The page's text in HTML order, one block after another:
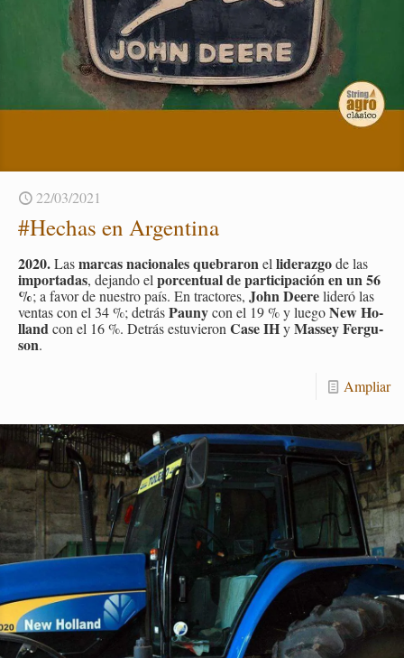
22/03/2021
#He­chas en Ar­gen­ti­na
2020.Lasmar­cas na­cio­na­les que­bra­ronel li­de­raz­gode las
im­por­ta­das, de­jan­do el por­cen­tual de par­ti­ci­pa­ción en un 56
%; a favor de nues­tro país. En trac­to­res, John Deereli­de­ró las
ven­tas con el 34 %; de­trásPaunycon el 19 % y luegoNew Ho­
llandcon el 16 %. De­trás es­tu­vie­ron Case IHyMas­sey Fer­gu­
son.
Am­pliar